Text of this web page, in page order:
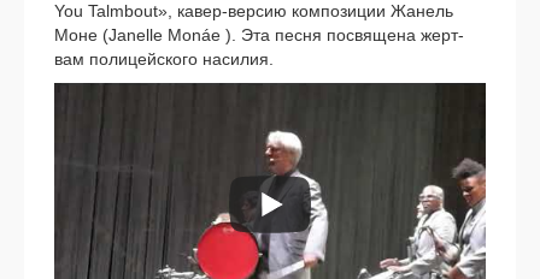
You Talmbout», кавер-версию ком­по­зи­ции Жанель
Моне (Janelle Monáe ). Эта пес­ня посвя­ще­на жерт­
вам поли­цей­ско­го наси­лия.